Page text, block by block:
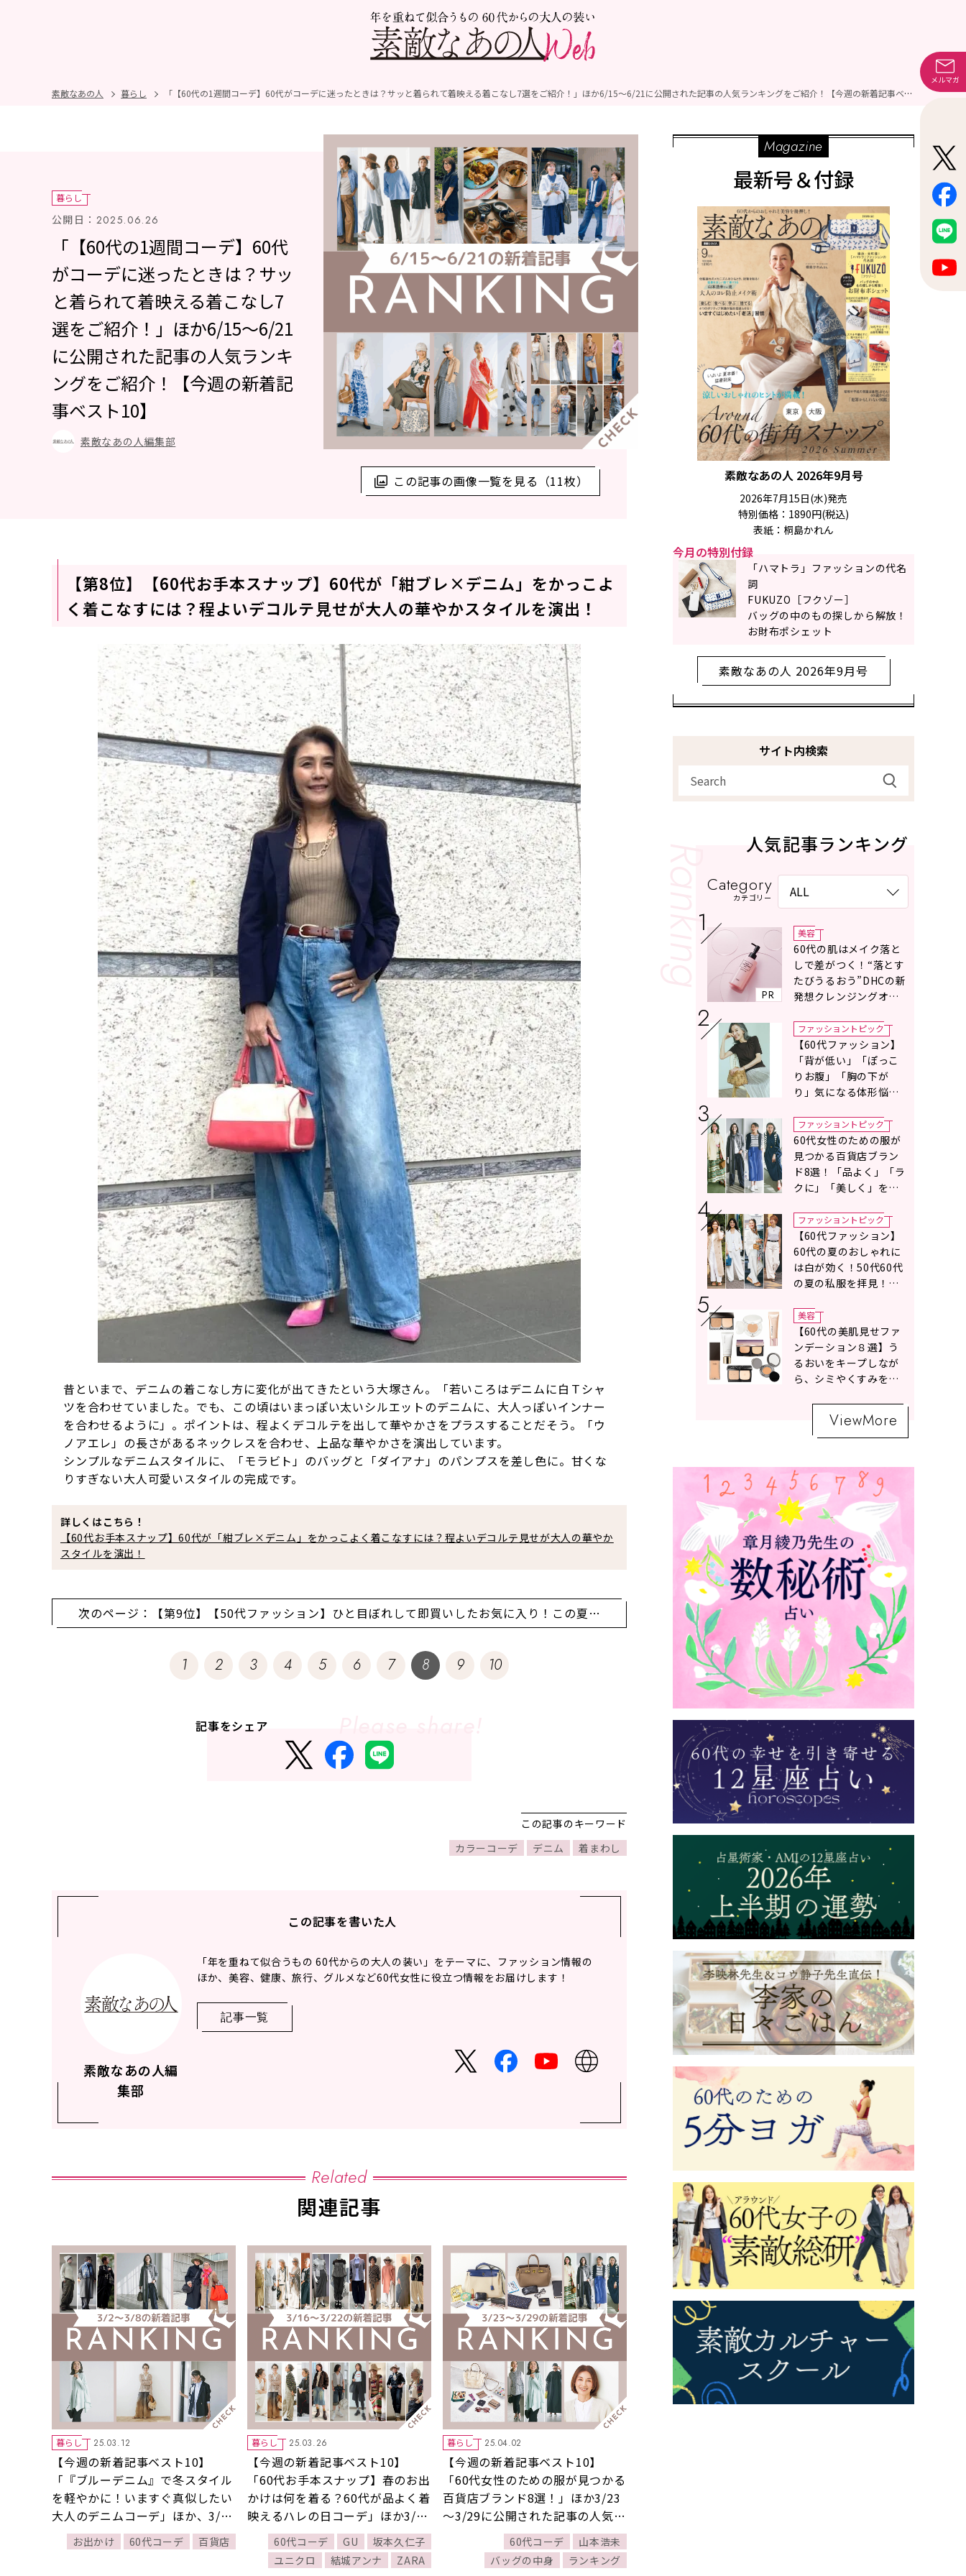
素敵なあの人 暮らし 「【60代の1週間コーデ】60代がコーデに迷ったときは？サッと着られて着映える着こなし7選をご紹介！」ほか6/15～6/21に公開された記事の人気ランキングをご紹介！【今週の新着記事ベスト10】
この記事の画像一覧を見る（11枚）
暮らし
公開日： 2025.06.26
「【60代の1週間コーデ】60代
がコーデに迷ったときは？サッ
と着られて着映える着こなし7
選をご紹介！」ほか6/15～6/21
に公開された記事の人気ランキ
ングをご紹介！【今週の新着記
事ベスト10】
素敵なあの人編集部
【第8位】【60代お手本スナップ】60代が「紺ブレ×デニム」をかっこよ
く着こなすには？程よいデコルテ見せが大人の華やかスタイルを演出！
昔といまで、デニムの着こなし方に変化が出てきたという大塚さん。「若いころはデニムに白Ｔシャ
ツを合わせていました。でも、この頃はいまっぽい太いシルエットのデニムに、大人っぽいインナー
を合わせるように」。ポイントは、程よくデコルテを出して華やかさをプラスすることだそう。「ウ
ノアエレ」の長さがあるネックレスを合わせ、上品な華やかさを演出しています。
シンプルなデニムスタイルに、「モラビト」のバッグと「ダイアナ」のパンプスを差し色に。甘くな
りすぎない大人可愛いスタイルの完成です。
詳しくはこちら！
【60代お手本スナップ】60代が「紺ブレ×デニム」をかっこよく着こなすには？程よいデコルテ見せが大人の華やか
スタイルを演出！
次のページ：【第9位】【50代ファッション】ひと目ぼれして即買いしたお気に入り！この夏は
「ベルパー」のブリーチTシャツでこなれた着こなしに！
1 2 3 4 5 6 7 8 9 10
記事をシェア
この記事のキーワード
カラーコーデ
デニム 着まわし
この記事を書いた人
素敵なあの人編
集部
「年を重ねて似合うもの 60代からの大人の装い」をテーマに、ファッション情報の
ほか、美容、健康、旅行、グルメなど60代女性に役立つ情報をお届けします！
記事一覧
Related
関連記事
暮らし 25.03.12
【今週の新着記事ベスト10】
「『ブルーデニム』で冬スタイル
を軽やかに！いますぐ真似したい
大人のデニムコーデ」ほか、3/2
～3/8に公開された記事の人気ラ
ンキングをご紹介！
お出かけ 60代コーデ 百貨店
暮らし 25.03.26
【今週の新着記事ベスト10】
「60代お手本スナップ】春のお出
かけは何を着る？60代が品よく着
映えるハレの日コーデ」ほか3/16
～3/22に公開された記事の人気ラ
ンキングをご紹介！
60代コーデ GU
坂本久仁子
ユニクロ
結城アンナ ZARA
暮らし 25.04.02
【今週の新着記事ベスト10】
「60代女性のための服が見つかる
百貨店ブランド8選！」ほか3/23
～3/29に公開された記事の人気ラ
ンキングをご紹介！
60代コーデ
山本浩未
バッグの中身
ランキング
Magazine
最新号＆付録
素敵なあの人 2026年9月号
2026年7月15日(水)発売
特別価格：1890円(税込)
表紙：桐島かれん
今月の特別付録
「ハマトラ」ファッションの代名
詞
FUKUZO［フクゾー］
バッグの中のもの探しから解放！
お財布ポシェット
素敵なあの人 2026年9月号
サイト内検索
人気記事ランキング
Category
カテゴリー
PR
美容
60代の肌はメイク落と
しで差がつく！“落とす
たびうるおう”DHCの新
発想クレンジングオイ
ファッショントピック
【60代ファッション】
「背が低い」「ぽっこ
りお腹」「胸の下が
り」気になる体形悩み
の選び方〉をスタイリ
スト地曳いく子さんが
アドバイス！
ファッショントピック
60代女性のための服が
見つかる百貨店ブラン
ド8選！「品よく」「ラ
クに」「美しく」を叶
ファッショントピック
【60代ファッション】
60代の夏のおしゃれに
は白が効く！50代60代
の夏の私服を拝見！白
の魔術】
美容
【60代の美肌見せファ
ンデーション８選】う
るおいをキープしなが
ら、シミやくすみをナ
ViewMore
メルマガ